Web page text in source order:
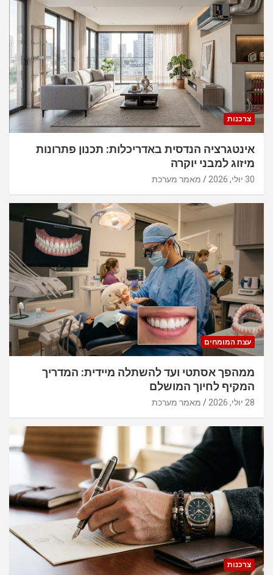
צרכנות
אינטגרציה הנדסית באדריכלות: תכנון פתרונות
מיזוג למבני יוקרה
30 יולי, 2026 מאמר מערכת
עצת המומחים
ממהפך אסתטי ועד להשתלה מיידית: המדריך
המקיף לחיוך המושלם
28 יולי, 2026 מאמר מערכת
צרכנות